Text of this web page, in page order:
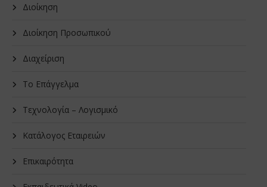
Διοίκηση
Διοίκηση Προσωπικού
Διαχείριση
Το Επάγγελμα
Τεχνολογία – Λογισμικό
Κατάλογος Εταιρειών
Επικαιρότητα